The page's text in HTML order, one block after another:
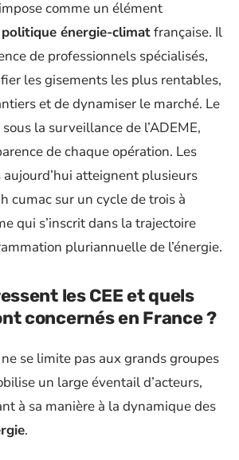
comme un élément
politique énergie-climatfrançaise. Il
de professionnels spécialisés,
les gisements les plus rentables,
et de dynamiser le marché. Le
la surveillance de l’ADEME,
de chaque opération. Les
atteignent plusieurs
cumac sur un cycle de trois à
qui s’inscrit dans la trajectoire
pluriannuelle de l’énergie.
les CEE et quels
concernés en France ?
se limite pas aux grands groupes
un large éventail d’acteurs,
à sa manière à la dynamique des
.